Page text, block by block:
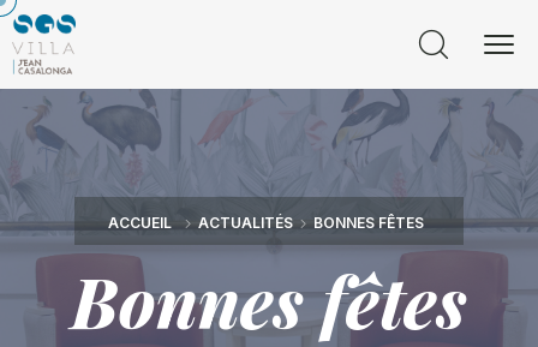
ACCUEIL ACTUALITÉS BONNES FÊTES
Bonnes fêtes